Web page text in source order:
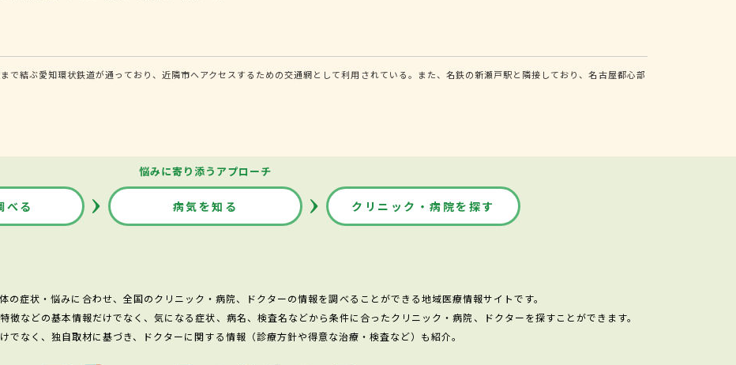
で結ぶ愛知環状鉄道が通っており、近隣市へアクセスするための交通網として利用されている。また、名鉄の新瀬戸駅と隣接しており、名古屋都心部
悩みに寄り添うアプローチ
べる 病気を知る クリニック・病院を探す
の症状・悩みに合わせ、全国のクリニック・病院、ドクターの情報を調べることができる地域医療情報サイトです。
徴などの基本情報だけでなく、気になる症状、病名、検査名などから条件に合ったクリニック・病院、ドクターを探すことができます。
でなく、独自取材に基づき、ドクターに関する情報（診療方針や得意な治療・検査など）も紹介。